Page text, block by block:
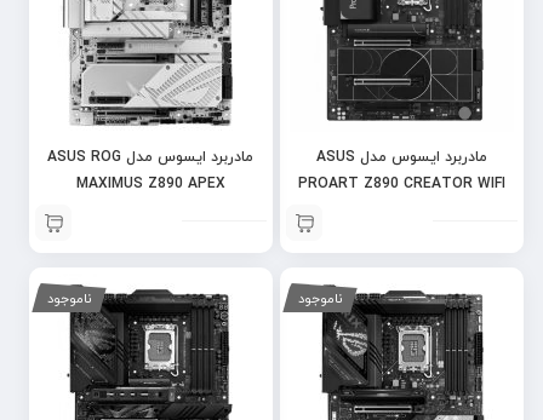
مادربرد ایسوس مدل ASUS
PROART Z890 CREATOR WIFI
مادربرد ایسوس مدل ASUS ROG
MAXIMUS Z890 APEX
ناموجود ناموجود